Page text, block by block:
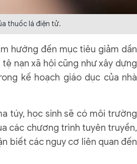
thuốc lá điện tử.
hướng đến mục tiêu giảm dần
nạn xã hội cũng như xây dựng
kế hoạch giáo dục của nhà
túy, học sinh sẽ có môi trường
các chương trình tuyên truyền,
biết các nguy cơ liên quan đến